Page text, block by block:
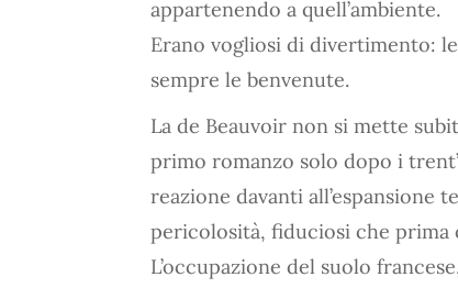
appartenendo a quell’ambiente.
Erano vogliosi di divertimento:
sempre le benvenute.
La de Beauvoir non si mette
primo romanzo solo dopo i
reazione davanti all’espansione
pericolosità, fiduciosi che prima
L’occupazione del suolo